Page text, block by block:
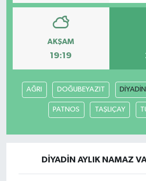
AKŞAM
19:19
AĞRI DOĞUBEYAZIT DİYADİN
PATNOS TAŞLIÇAY
DİYADİN AYLIK NAMAZ